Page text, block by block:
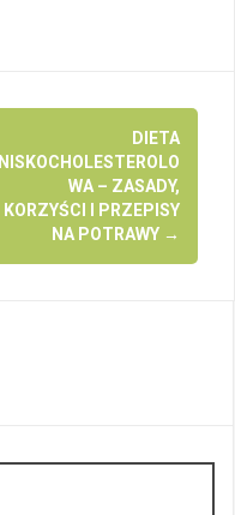
DIETA
NISKOCHOLESTEROLO
WA – ZASADY,
KORZYŚCI I PRZEPISY
NA POTRAWY →